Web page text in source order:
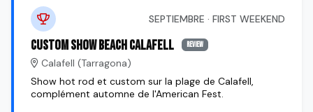
SEPTIEMBRE · FIRST WEEKEND
Custom Show Beach Calafell review
Calafell (Tarragona)
Show hot rod et custom sur la plage de Calafell,
complément automne de l'American Fest.